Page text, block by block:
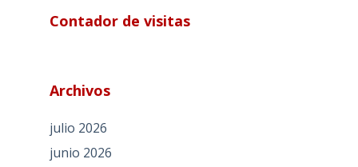
Contador de visitas
Archivos
julio 2026
junio 2026